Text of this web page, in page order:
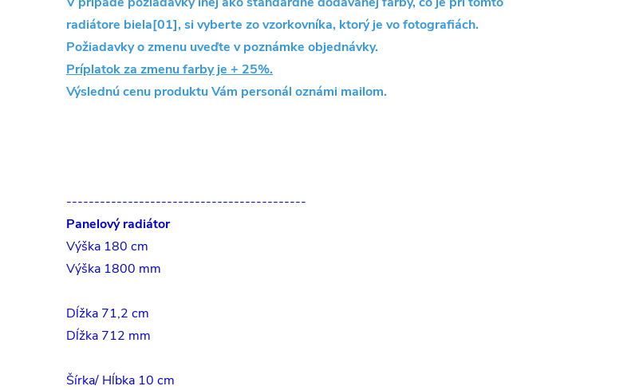
radiátore biela[01], si vyberte zo vzorkovníka, ktorý je vo fotografiách.
Požiadavky o zmenu uveďte v poznámke objednávky.
Príplatok za zmenu farby je + 25%.
Výslednú cenu produktu Vám personál oznámi mailom.
-------------------------------------------
Panelový radiátor
Výška 180 cm
Výška 1800 mm
Dĺžka 71,2 cm
Dĺžka 712 mm
Šírka/ Hĺbka 10 cm